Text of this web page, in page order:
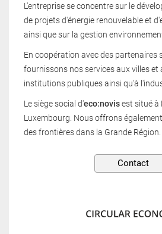
L'entreprise se concentre sur le
de projets d'énergie renouvelable et
ainsi que sur la gestion
En coopération avec des partenaires
fournissons nos services aux villes et
institutions publiques ainsi qu'à
Le siège social d'eco:novisest situé à
Luxembourg. Nous offrons
des frontières dans la Grande Région.
Contact